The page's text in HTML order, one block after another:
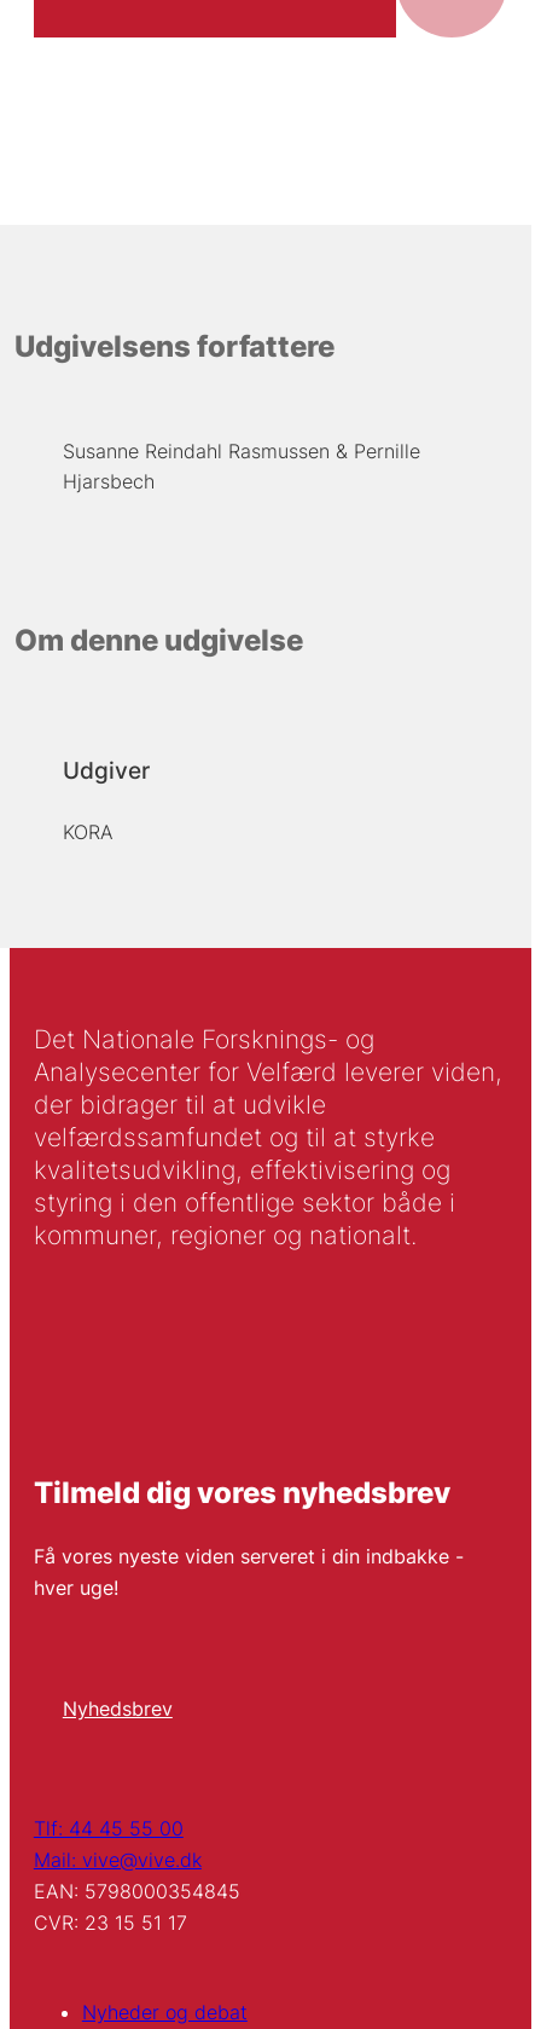
Udgivelsens forfattere
Susanne Reindahl Rasmussen
Pernille
Hjarsbech
Om denne udgivelse
Udgiver
KORA
Det Nationale Forsknings- og
Analysecenter for Velfærd leverer viden,
der bidrager til at udvikle
velfærdssamfundet og til at styrke
kvalitetsudvikling, effektivisering og
styring i den offentlige sektor både i
kommuner, regioner og nationalt.
Tilmeld dig vores nyhedsbrev
Få vores nyeste viden serveret i din indbakke -
hver uge!
Nyhedsbrev
Tlf: 44 45 55 00
Mail: vive@vive.dk
EAN: 5798000354845
CVR: 23 15 51 17
Nyheder og debat